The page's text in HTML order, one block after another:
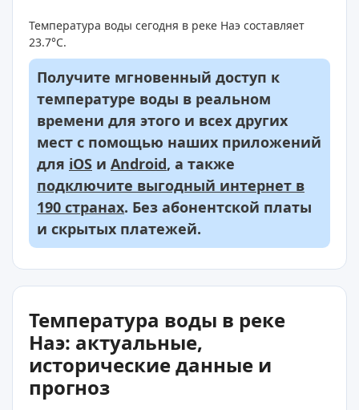
Температура воды сегодня в реке Наэ составляет
23.7°C.
Получите мгновенный доступ к
температуре воды в реальном
времени для этого и всех других
мест с помощью наших приложений
для iOS и Android, а также
подключите выгодный интернет в
190 странах. Без абонентской платы
и скрытых платежей.
Температура воды в реке
Наэ: актуальные,
исторические данные и
прогноз